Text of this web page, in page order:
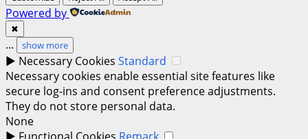
Powered by
✖
... show more
► Necessary Cookies Standard
Necessary cookies enable essential site features like
secure log-ins and consent preference adjustments.
They do not store personal data.
None